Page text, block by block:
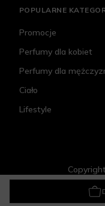
Collistar Unico Foundation
POPULARNE
Promocje
Perfumy dla kobiet
Perfumy dla
Ciało
Lifestyle